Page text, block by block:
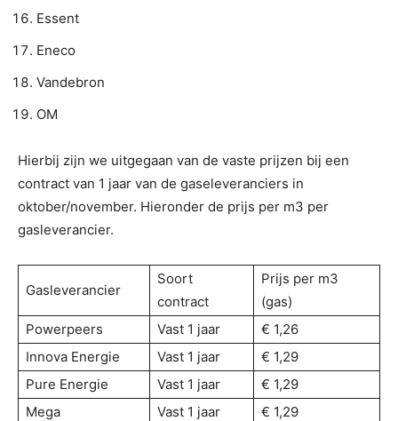
Essent
Eneco
Vandebron
OM
Hierbij zijn we uitgegaan van de vaste prijzen bij een
contract van 1 jaar van de gaseleveranciers in
oktober/november. Hieronder de prijs per m3 per
gasleverancier.
Gasleverancier
Soort
contract
Prijs per m3
(gas)
Powerpeers
Vast 1 jaar
€ 1,26
Innova Energie
Vast 1 jaar
€ 1,29
Pure Energie
Vast 1 jaar
€ 1,29
Mega
Vast 1 jaar
€ 1,29